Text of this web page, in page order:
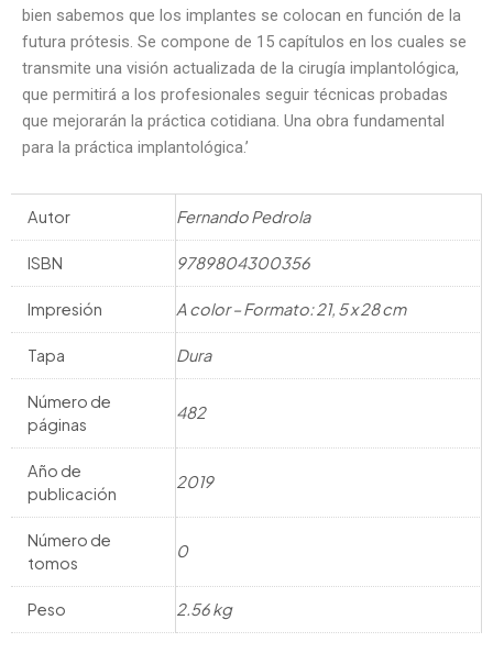
bien sabemos que los implantes se colocan en función de la
futura prótesis. Se compone de 15 capítulos en los cuales se
transmite una visión actualizada de la cirugía implantológica,
que permitirá a los profesionales seguir técnicas probadas
que mejorarán la práctica cotidiana. Una obra fundamental
para la práctica implantológica.’
Autor Fernando Pedrola
ISBN 9789804300356
Impresión A color – Formato: 21, 5 x 28 cm
Tapa Dura
Número de
páginas
482
Año de
publicación
2019
Número de
tomos
0
Peso 2.56 kg